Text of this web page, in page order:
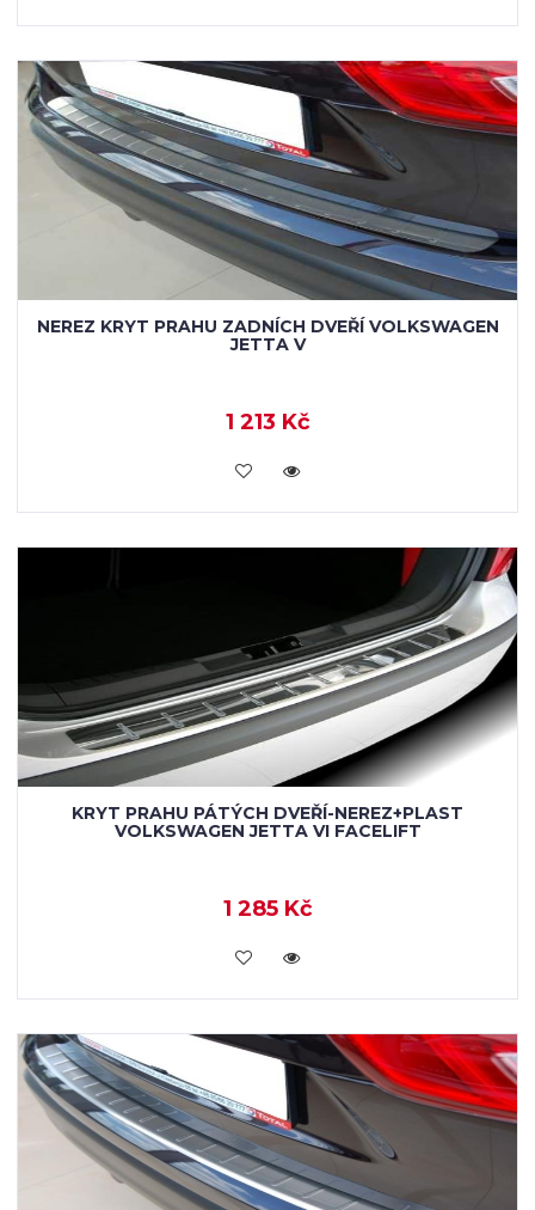
NEREZ KRYT PRAHU ZADNÍCH DVEŘÍ VOLKSWAGEN
JETTA V
1 213 Kč
KOUPIT
KRYT PRAHU PÁTÝCH DVEŘÍ-NEREZ+PLAST
VOLKSWAGEN JETTA VI FACELIFT
1 285 Kč
KOUPIT